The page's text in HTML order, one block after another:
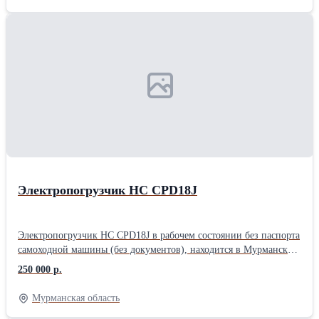
задач. В каталоге представлены уборочно-погрузочные,
работе. Расскажите нам о своих задачах - поможем подобрать
подходящую модель и комплектацию.
Электропогрузчик НC CPD18J
Электропогрузчик НC CPD18J в рабочем состоянии без паспорта
самоходной машины (без документов), находится в Мурманской
области г. Кировск. Электропогрузчик НC CPD18J в рабочем
состоянии без паспорта самоходной машины (без документов),
находится в Мурманской области г. Кировск.
250 000 р.
Мурманская область